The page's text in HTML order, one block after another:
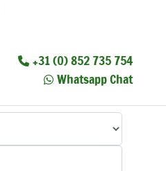
+31 (0) 852 735 754
Whatsapp Chat